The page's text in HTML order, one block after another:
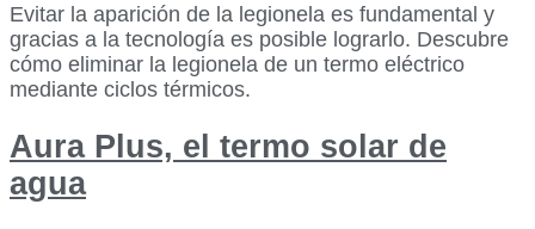
Evitar la aparición de la legionela es fundamental y
gracias a la tecnología es posible lograrlo. Descubre
cómo eliminar la legionela de un termo eléctrico
mediante ciclos térmicos.
Aura Plus, el termo solar de
agua